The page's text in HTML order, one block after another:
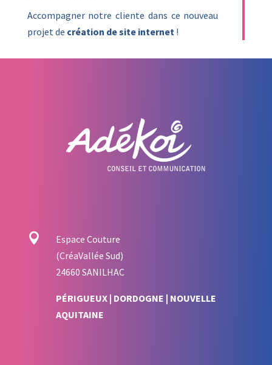
Accompagner notre cliente dans ce nouveau
projet de création de site internet !

Espace Couture
(CréaVallée Sud)
24660 SANILHAC
PÉRIGUEUX | DORDOGNE | NOUVELLE
AQUITAINE